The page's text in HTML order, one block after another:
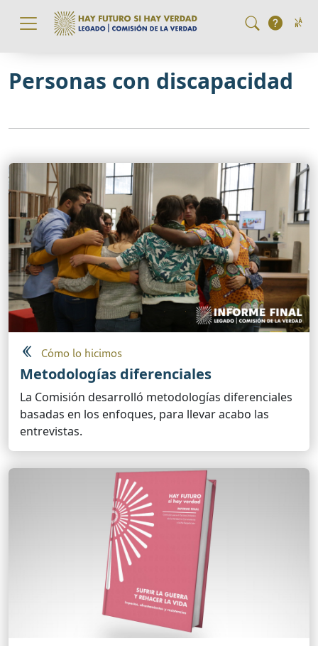
Pasar al contenido principal
Personas con discapacidad
Cómo lo hicimos
Metodologías diferenciales
La Comisión desarrolló metodologías diferenciales
basadas en los enfoques, para llevar acabo las
entrevistas.